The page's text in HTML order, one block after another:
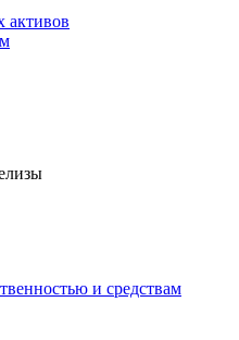
активов
и средствам